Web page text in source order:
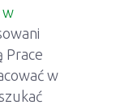
w
Prace
w